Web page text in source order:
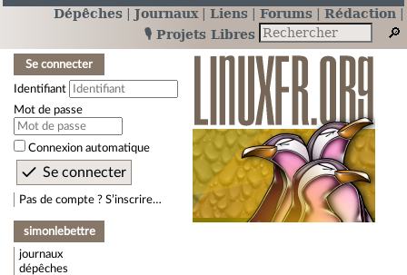
Dépêches Journaux Liens Forums
Rédaction
🎙️ Projets Libres
Se connecter
Identifiant
Mot de passe
Connexion automatique
Pas de compte ? S’inscrire…
simonlebettre
journaux
dépêches